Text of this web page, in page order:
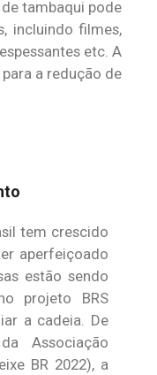
tambaqui pode
incluindo filmes,
etc. A
a redução de
tem crescido
aperfeiçoado
estão sendo
projeto BRS
a cadeia. De
Associação
BR 2022), a